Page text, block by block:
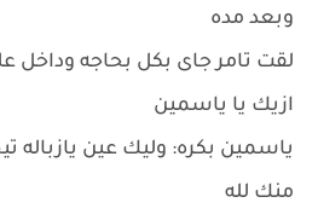
وبعد مده
لقت تامر جاى بكل بحاجه وداخل
ازيك يا ياسمين
ياسمين بكره: وليك عين يازباله
منك لله